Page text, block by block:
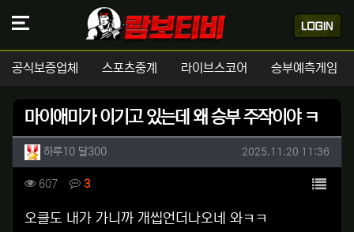
공식보증업체 스포츠중계 라이브스코어 승부예측게임
마이애미가 이기고 있는데 왜 승부 주작이야 ㅋ
작성자 정보
하루10 달300작성 작성일
2025.11.20 11:36
컨텐츠 정보
607조회 3댓글 목록
본문
오클도 내가 가니까 개씹언더나오네 와ㅋㅋ